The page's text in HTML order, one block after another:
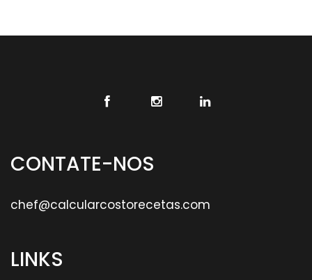
CONTATE-NOS
chef@calcularcostorecetas.com
LINKS